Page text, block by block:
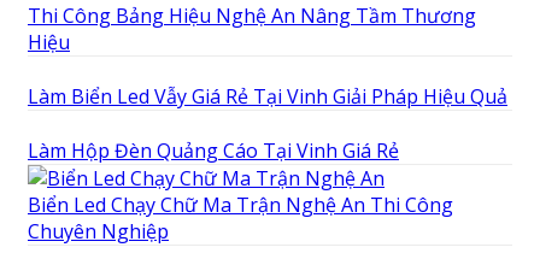
Thi Công Bảng Hiệu Nghệ An Nâng Tầm Thương
Hiệu
Làm Biển Led Vẫy Giá Rẻ Tại Vinh Giải Pháp Hiệu Quả
Làm Hộp Đèn Quảng Cáo Tại Vinh Giá Rẻ
Biển Led Chạy Chữ Ma Trận Nghệ An Thi Công
Chuyên Nghiệp